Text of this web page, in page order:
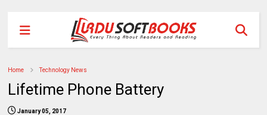
Home Technology News
Lifetime Phone Battery
January 05, 2017